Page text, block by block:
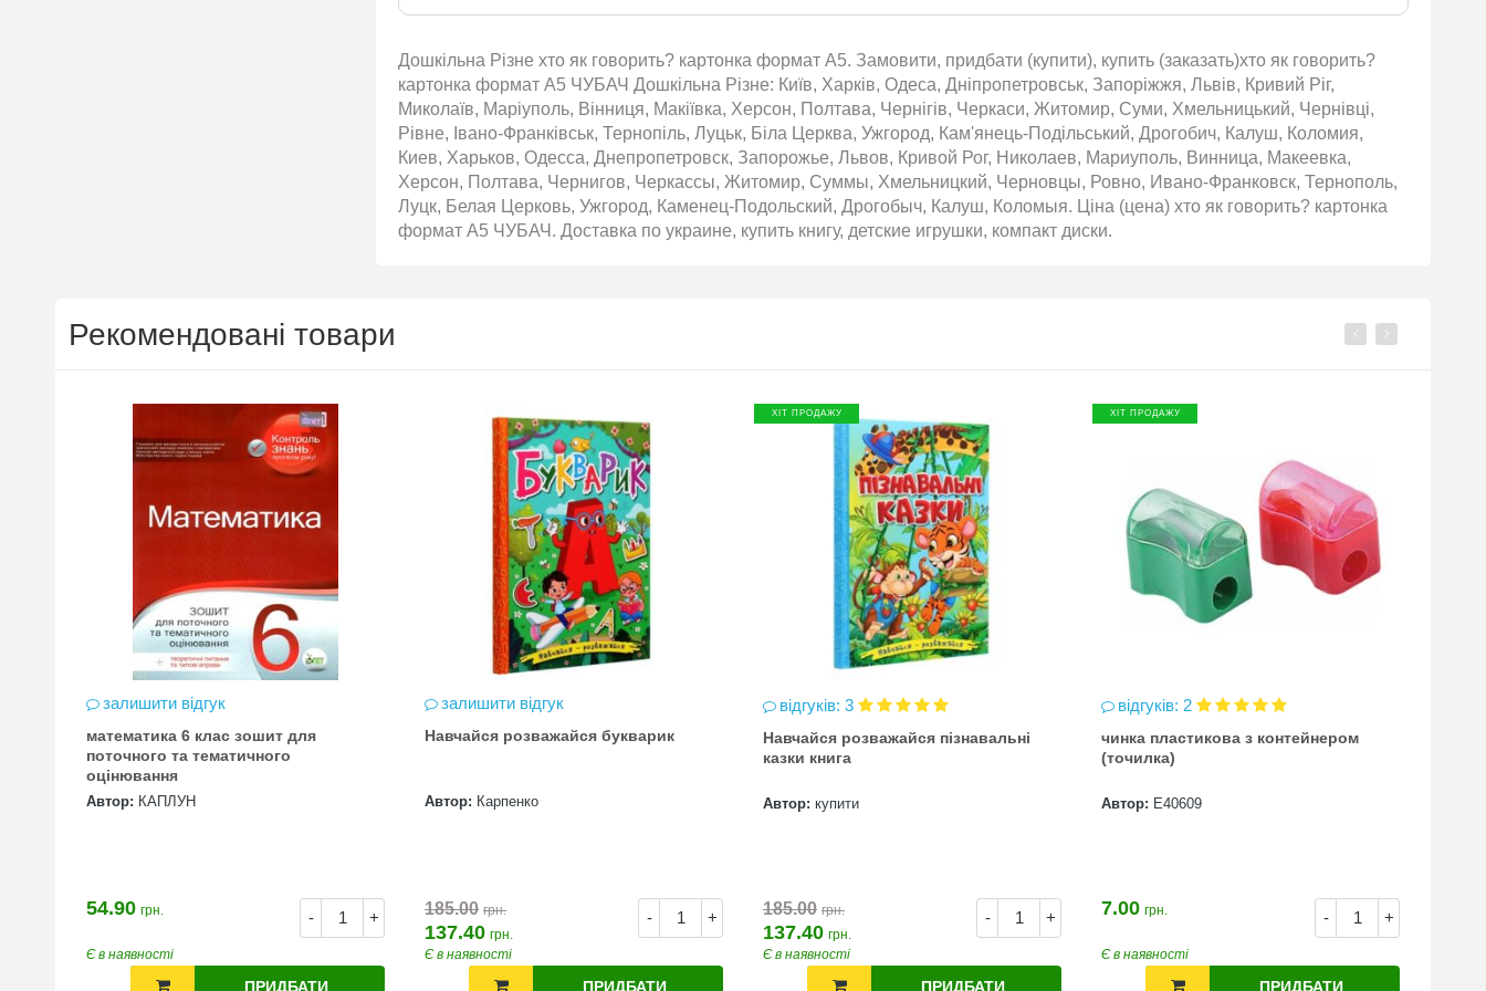
Дошкільна Різне хто як говорить? картонка формат А5. Замовити, придбати (купити), купить (заказать)хто як говорить?
картонка формат А5 ЧУБАЧ Дошкільна Різне: Київ, Харків, Одеса, Дніпропетровськ, Запоріжжя, Львів, Кривий Ріг,
Миколаїв, Маріуполь, Вінниця, Макіївка, Херсон, Полтава, Чернігів, Черкаси, Житомир, Суми, Хмельницький, Чернівці,
Рівне, Івано-Франківськ, Тернопіль, Луцьк, Біла Церква, Ужгород, Кам'янець-Подільський, Дрогобич, Калуш, Коломия,
Киев, Харьков, Одесса, Днепропетровск, Запорожье, Львов, Кривой Рог, Николаев, Мариуполь, Винница, Макеевка,
Херсон, Полтава, Чернигов, Черкассы, Житомир, Суммы, Хмельницкий, Черновцы, Ровно, Ивано-Франковск, Тернополь,
Луцк, Белая Церковь, Ужгород, Каменец-Подольский, Дрогобыч, Калуш, Коломыя. Ціна (цена) хто як говорить? картонка
формат А5 ЧУБАЧ. Доставка по украине, купить книгу, детские игрушки, компакт диски.
Рекомендовані товари
залишити відгук
математика 6 клас зошит для
поточного та тематичного
оцінювання
Автор: КАПЛУН
- +
54.90 грн.
Є в наявності
ПРИДБАТИ
залишити відгук
Навчайся розважайся букварик
Автор: Карпенко
- +
185.00 грн.
137.40 грн.
Є в наявності
ПРИДБАТИ
ХІТ ПРОДАЖУ
відгуків: 3
Навчайся розважайся пізнавальні
казки книга
Автор: купити
- +
185.00 грн.
137.40 грн.
Є в наявності
ПРИДБАТИ
ХІТ ПРОДАЖУ
відгуків: 2
чинка пластикова з контейнером
(точилка)
Автор: Е40609
- +
7.00 грн.
Є в наявності
ПРИДБАТИ